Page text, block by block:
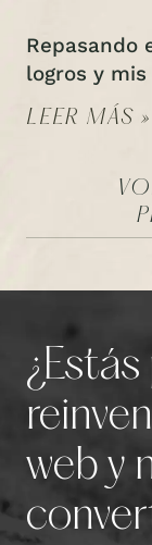
Repasando
logros y
LEER MÁS »
web y